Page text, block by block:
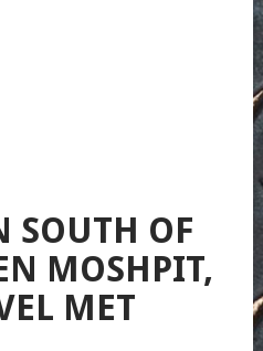
SOUTH OF
MOSHPIT,
MET